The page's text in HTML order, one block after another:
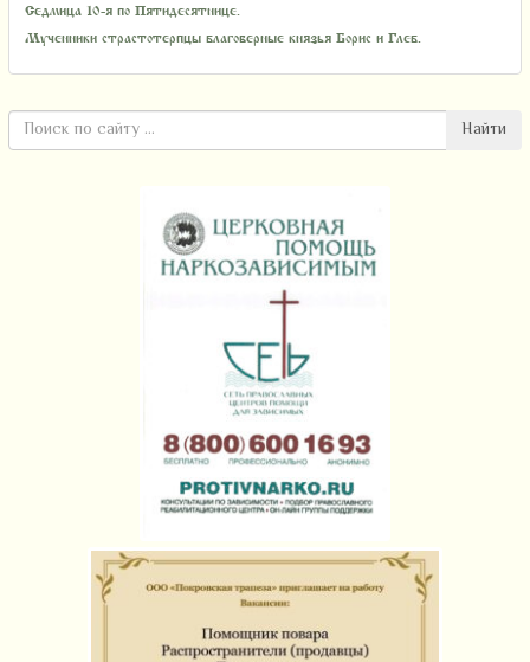
Седмица 10-я по Пятидесятнице.
Мученники страстотерпцы благоверные князья Борис и Глеб.
Найти